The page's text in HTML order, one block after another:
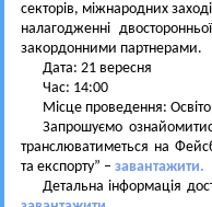
секторів, міжнародних
налагодженні
закордонними партнерами.
Дата: 21 вересня
Час: 14:00
Місце проведення:
Запрошуємо
транслюватиметься на
та експорту” – завантажити.
Детальна інформація